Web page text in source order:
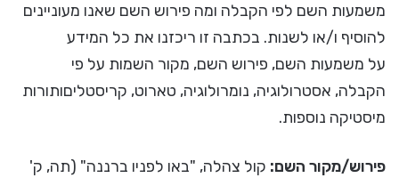
משמעות השם לפי הקבלה ומה פירוש השם שאנו מעוניינים
להוסיף ו/או לשנות. בכתבה זו ריכזנו את כל המידע
על משמעות השם, פירוש השם, מקור השמות על פי
הקבלה, אסטרולוגיה, נומרולוגיה, טארוט, קריסטליםותורות
מיסטיקה נוספות.
פירוש/מקור השם: קול צהלה, "באו לפניו ברננה" (תה, ק'